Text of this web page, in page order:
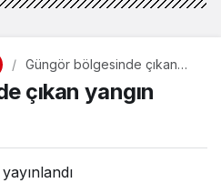
Güngör bölgesinde çıkan
çıkan yangın